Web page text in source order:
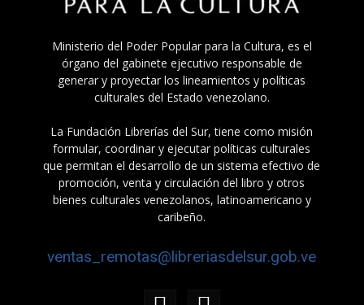
Ministerio del Poder Popular para la Cultura, es el
órgano del gabinete ejecutivo responsable de
generar y proyectar los lineamientos y políticas
culturales del Estado venezolano.
La Fundación Librerías del Sur, tiene como misión
formular, coordinar y ejecutar políticas culturales
que permitan el desarrollo de un sistema efectivo de
promoción, venta y circulación del libro y otros
bienes culturales venezolanos, latinoamericano y
caribeño.
ventas_remotas@libreriasdelsur.gob.ve